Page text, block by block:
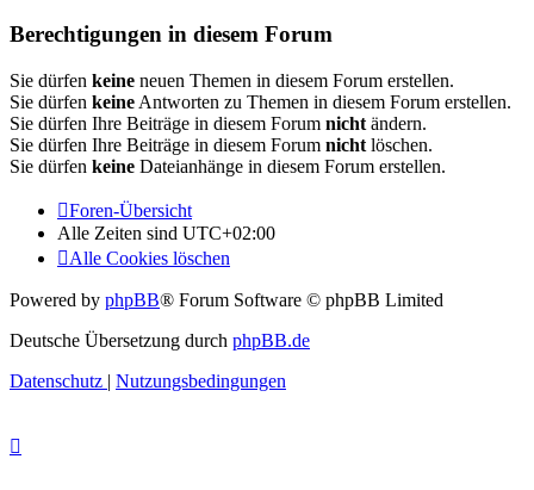
Berechtigungen in diesem Forum
Sie dürfen keine neuen Themen in diesem Forum erstellen.
Sie dürfen keine Antworten zu Themen in diesem Forum erstellen.
Sie dürfen Ihre Beiträge in diesem Forum nicht ändern.
Sie dürfen Ihre Beiträge in diesem Forum nicht löschen.
Sie dürfen keine Dateianhänge in diesem Forum erstellen.
Foren-Übersicht
Alle Zeiten sind UTC+02:00
Alle Cookies löschen
Powered by phpBB® Forum Software © phpBB Limited
Deutsche Übersetzung durch phpBB.de
Datenschutz | Nutzungsbedingungen